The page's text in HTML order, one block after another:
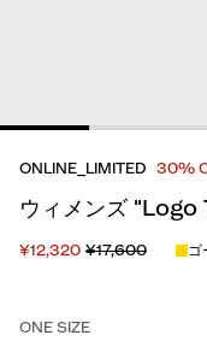
ONLINE_LIMITED 30%
ウィメンズ "Logo
¥12,320 ¥17,600 ゴ
ONE SIZE